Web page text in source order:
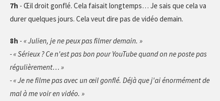
7h - Œil droit gonflé. Cela faisait longtemps… Je sais que cela va
durer quelques jours. Cela veut dire pas de vidéo demain.
8h - « Julien, je ne peux pas filmer demain. »
- « Sérieux ? Ce n'est pas bon pour YouTube quand on ne poste pas
régulièrement… »
- « Je ne filme pas avec un œil gonflé. Déjà que j'ai énormément de
mal à me voir en vidéo. »